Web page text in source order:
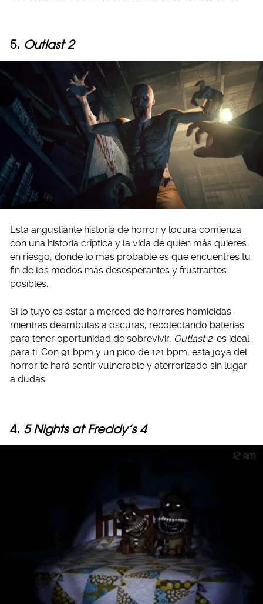
5. Outlast 2
Esta angustiante historia de horror y locura comienza
con una historia críptica y la vida de quien más quieres
en riesgo, donde lo más probable es que encuentres tu
fin de los modos más desesperantes y frustrantes
posibles.
Si lo tuyo es estar a merced de horrores homicidas
mientras deambulas a oscuras, recolectando baterías
para tener oportunidad de sobrevivir, Outlast 2 es ideal
para ti. Con 91 bpm y un pico de 121 bpm, esta joya del
horror te hará sentir vulnerable y aterrorizado sin lugar
a dudas.
4. 5 Nights at Freddy’s 4